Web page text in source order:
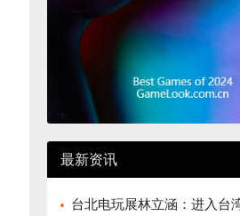
最新资讯
台北电玩展林立涵：进入台